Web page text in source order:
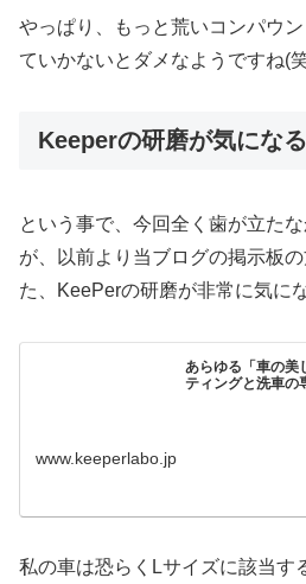
やっぱり、もっと荒いコンパウ
ていかないとダメなようですね(
Keeperの研磨が気になる
という事で、今回全く歯が立た
が、以前より当ブログの掲示板
た、KeePerの研磨が非常に気に
あらゆる「車の美
ティングと洗車の
www.keeperlabo.jp
私の車は恐らくLサイズに該当す